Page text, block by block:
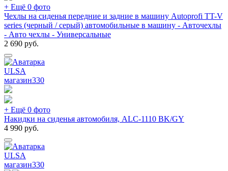
+ Ещё 0 фото
Чехлы на сиденья передние и задние в машину Autoprofi TT-V
series (черный / серый) автомобильные в машину - Авточехлы
- Авто чехлы - Универсальные
2 690 руб.
ULSA
магазин330
+ Ещё 0 фото
Накидки на сиденья автомобиля, ALC-1110 BK/GY
4 990 руб.
ULSA
магазин330